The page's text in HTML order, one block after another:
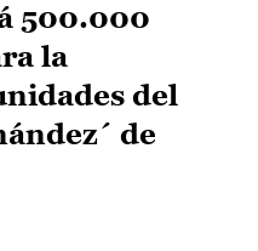
500.000
la
del
de